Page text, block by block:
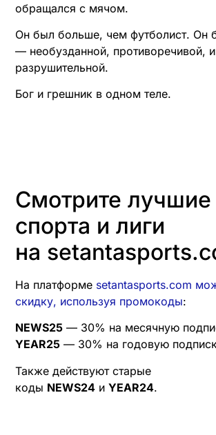
обращался с мячом.
Он был больше, чем футболист. Он
— необузданной, противоречивой,
разрушительной.
Бог и грешник в одном теле.
Смотрите
спорта и лиги
на
На платформе setantasports.com
скидку, используя промокоды:
NEWS25 — 30% на месячную
YEAR25 — 30% на годовую
Также действуют старые
коды NEWS24 и YEAR24.